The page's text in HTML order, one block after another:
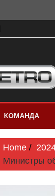
Санкт-
КОМАНДА
Home
Министры